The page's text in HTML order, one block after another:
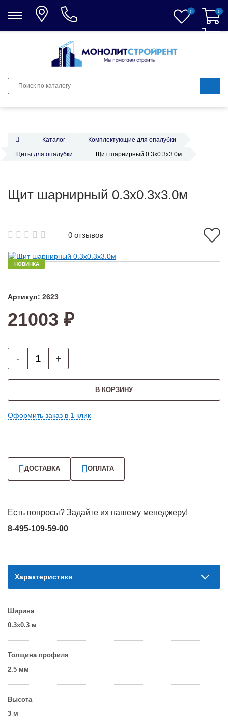
0 0
0
Каталог
Комплектующие для опалубки
Щиты для опалубки
Щит шарнирный 0.3х0.3х3.0м
Щит шарнирный 0.3х0.3х3.0м
0 отзывов
НОВИНКА
Артикул: 2623
21003 ₽
- +
В КОРЗИНУ
Оформить заказ в 1 клик
ДОСТАВКА ОПЛАТА
Есть вопросы? Задайте их нашему менеджеру!
8-495-109-59-00
Характеристики
Ширина
0.3х0.3 м
Толщина профиля
2.5 мм
Высота
3 м